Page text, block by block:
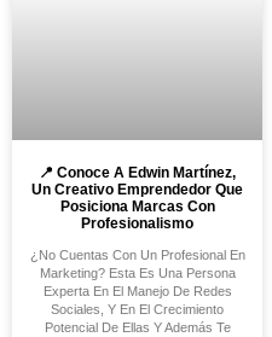
📍 Conoce A Edwin Martínez,
Un Creativo Emprendedor Que
Posiciona Marcas Con
Profesionalismo
¿No Cuentas Con Un Profesional En
Marketing? Esta Es Una Persona
Experta En El Manejo De Redes
Sociales, Y En El Crecimiento
Potencial De Ellas Y Además Te